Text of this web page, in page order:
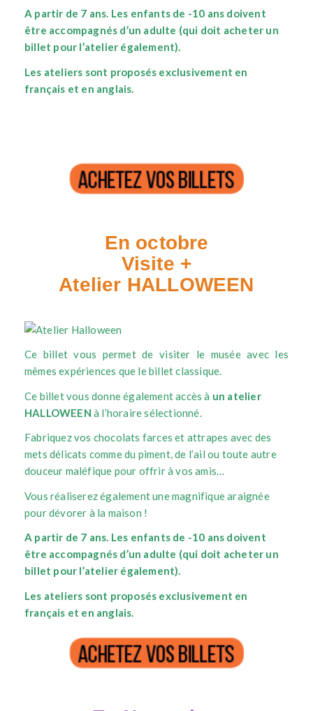
A partir de 7 ans. Les enfants de -10 ans doivent
être accompagnés d’un adulte (qui doit acheter un
billet pour l’atelier également).
Les ateliers sont proposés exclusivement en
français et en anglais.
En octobre
Visite +
Atelier HALLOWEEN
Ce billet vous permet de visiter le musée avec les
mêmes expériences que le billet classique.
Ce billet vous donne également accès à un atelier
HALLOWEEN à l’horaire sélectionné.
Fabriquez vos chocolats farces et attrapes avec des
mets délicats comme du piment, de l’ail ou toute autre
douceur maléfique pour offrir à vos amis…
Vous réaliserez également une magnifique araignée
pour dévorer à la maison !
A partir de 7 ans. Les enfants de -10 ans doivent
être accompagnés d’un adulte (qui doit acheter un
billet pour l’atelier également).
Les ateliers sont proposés exclusivement en
français et en anglais.